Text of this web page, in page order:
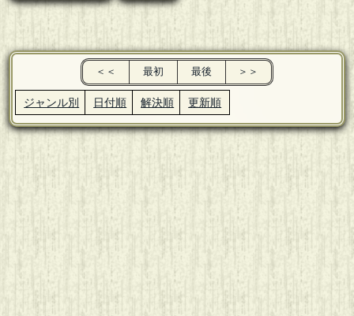
＜＜ 最初 最後 ＞＞
ジャンル別 日付順 解決順 更新順